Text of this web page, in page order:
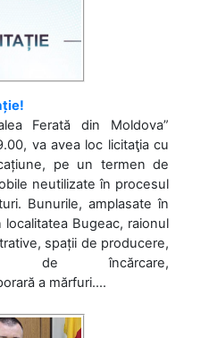
Ferată din Moldova”
va avea loc licitaţia cu
pe un termen de
neutilizate în procesul
Bunurile, amplasate în
Bugeac, raionul
spații de producere,
de încărcare,
a mărfuri....